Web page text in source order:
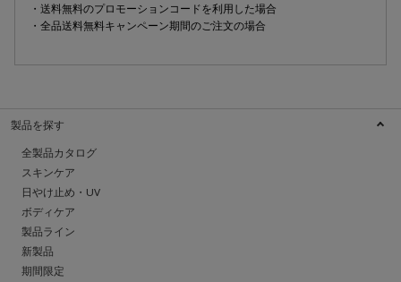
・送料無料のプロモーションコードを利用した場合
・全品送料無料キャンペーン期間のご注文の場合
製品を探す
全製品カタログ
スキンケア
日やけ止め・UV
ボディケア
製品ライン
新製品
期間限定